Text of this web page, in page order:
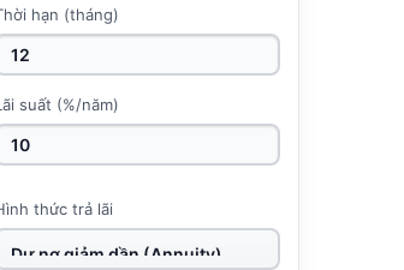
hạn (tháng)
suất (%/năm)
thức trả lãi